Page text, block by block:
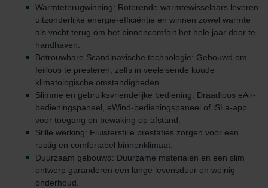
Warmteterugwinning: Roterende warmtewisselaars leveren
uitzonderlijke energie-efficiëntie en winnen zowel warmte
als vocht terug om het binnencomfort het hele jaar door te
handhaven.
Betrouwbare Scandinavische technologie: Gebouwd om
feilloos te presteren, zelfs in veeleisende koude
klimatologische omstandigheden.
Slimme en gebruiksvriendelijke bediening: Draadloos eAir-
bedieningspaneel, eWind-bedieningspaneel of iSLa-app
voor toegang en bewaking op afstand.
Stille werking: Fluisterstille prestaties zorgen voor een
rustig en comfortabel binnenklimaat.
Duurzaam gebouwd: Duurzame materialen en een slim
ontwerp garanderen een lange levensduur en weinig
onderhoud.